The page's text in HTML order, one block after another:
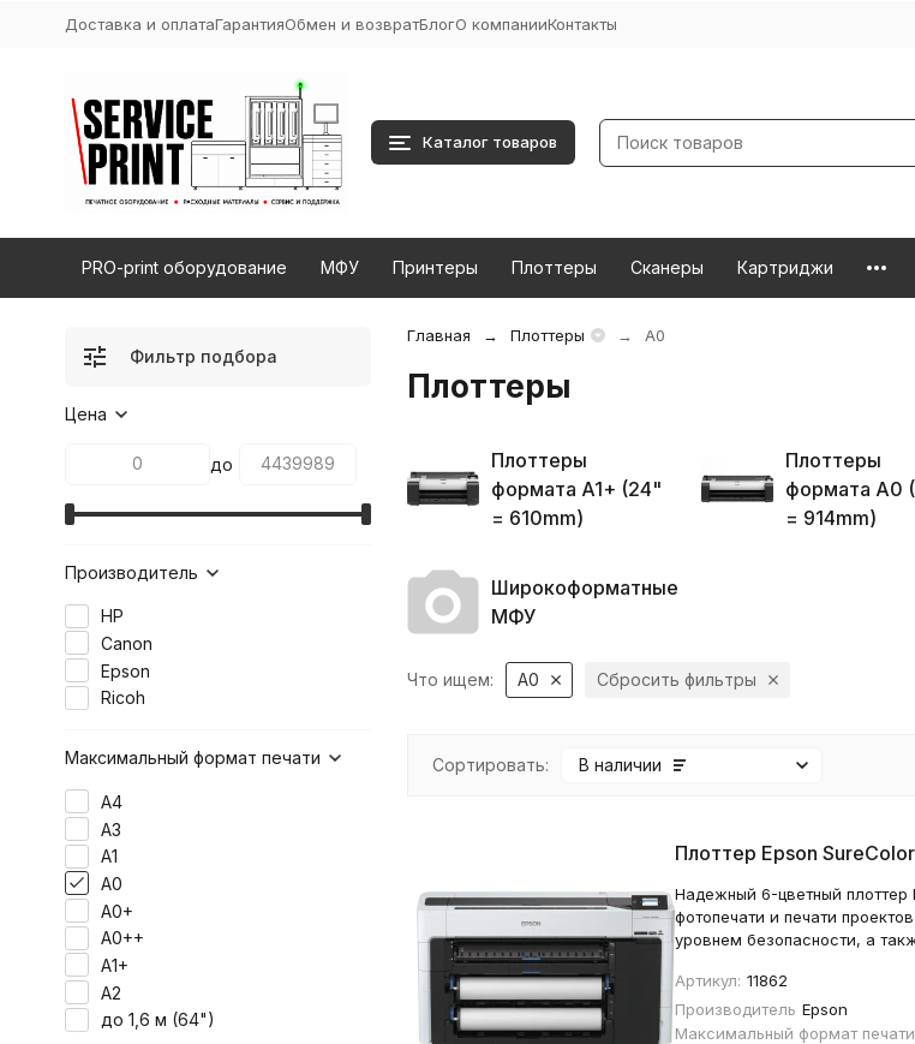
Доставка и оплатаГарантияОбмен и возвратБлогО компанииКонтакты
Каталог товаров
PRO-print оборудование МФУ Принтеры Плоттеры Сканеры Картриджи
Главная Плоттеры A0
Плоттеры
Плоттеры
формата A1+ (24"
= 610mm)
Плоттеры
формата A0
= 914mm)
Широкоформатные
МФУ
Что ищем: A0 Сбросить фильтры
Сортировать: В наличии
Плоттер Epson
Надежный 6-цветный
фотопечати и печати
уровнем безопасности, а
Артикул: 11862
Производитель Epson
Максимальный формат печати
Фильтр подбора
Цена
до
Производитель
HP
Canon
Epson
Ricoh
Максимальный формат печати
А4
А3
A1
A0
A0+
A0++
А1+
A2
до 1,6 м (64")